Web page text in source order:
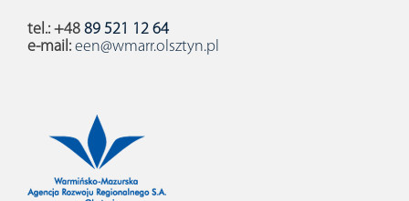
tel.: +48 89 521 12 64
e-mail: een@wmarr.olsztyn.pl